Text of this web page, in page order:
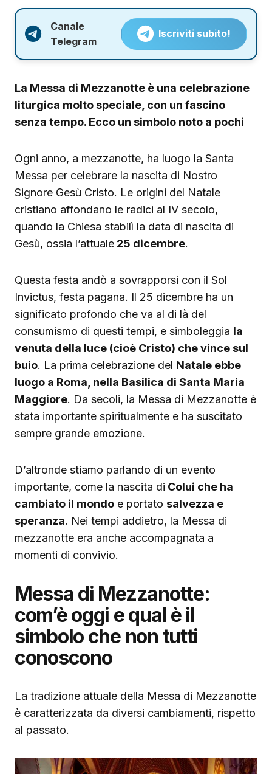
Canale
Telegram
Iscriviti subito!
La Messa di Mezzanotte è una celebrazione
liturgica molto speciale, con un fascino
senza tempo. Ecco un simbolo noto a pochi
Ogni anno, a mezzanotte, ha luogo la Santa
Messa per celebrare la nascita di Nostro
Signore Gesù Cristo. Le origini del Natale
cristiano affondano le radici al IV secolo,
quando la Chiesa stabilì la data di nascita di
Gesù, ossia l’attuale 25 dicembre.
Questa festa andò a sovrapporsi con il Sol
Invictus, festa pagana. Il 25 dicembre ha un
significato profondo che va al di là del
consumismo di questi tempi, e simboleggia la
venuta della luce (cioè Cristo) che vince sul
buio. La prima celebrazione del Natale ebbe
luogo a Roma, nella Basilica di Santa Maria
Maggiore. Da secoli, la Messa di Mezzanotte è
stata importante spiritualmente e ha suscitato
sempre grande emozione.
D’altronde stiamo parlando di un evento
importante, come la nascita di Colui che ha
cambiato il mondo e portato salvezza e
speranza. Nei tempi addietro, la Messa di
mezzanotte era anche accompagnata a
momenti di convivio.
Messa di Mezzanotte:
com’è oggi e qual è il
simbolo che non tutti
conoscono
La tradizione attuale della Messa di Mezzanotte
è caratterizzata da diversi cambiamenti, rispetto
al passato.